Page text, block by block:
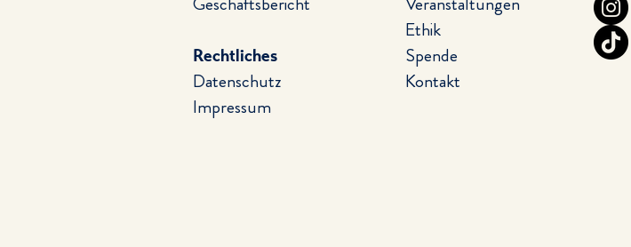
Rechtliches
Datenschutz
Impressum
Ethik
Spende
Kontakt